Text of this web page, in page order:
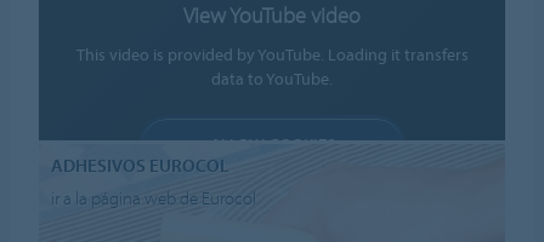
View YouTube video
This video is provided by YouTube. Loading it transfers
data to YouTube.
ALLOW COOKIES
ADHESIVOS EUROCOL
ir a la página web de Eurocol